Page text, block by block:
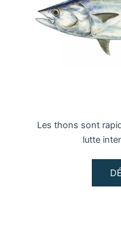
Les thons sont
lutte